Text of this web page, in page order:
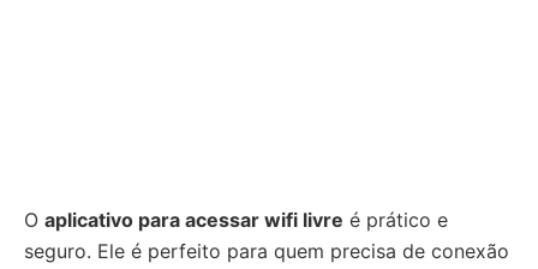
O aplicativo para acessar wifi livre é prático e
seguro. Ele é perfeito para quem precisa de conexão